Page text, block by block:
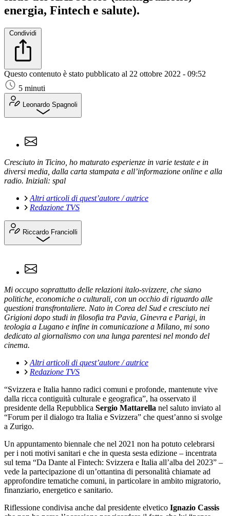
energia, Fintech e salute).
Condividi
Questo contenuto è stato pubblicato al 22 ottobre 2022 - 09:52
5 minuti
Leonardo Spagnoli
Cresciuto in Ticino, ho maturato esperienze in varie testate e in
diversi media, dalla carta stampata e all’informazione online e alla
radio. Iniziali: spal
Altri articoli di quest’autore / autrice
Redazione TVS
Riccardo Franciolli
Mi occupo soprattutto delle relazioni italo-svizzere, che siano
politiche, economiche o culturali, con un occhio di riguardo alle
questioni transfrontaliere. Nato in Corea del Sud e cresciuto nei
Grigioni dopo studi in filosofia tra Pavia, Ginevra e Parigi, in
teologia a Lugano e infine in comunicazione a Milano, mi sono
dedicato al giornalismo con una lunga parentesi nel mondo del
cinema.
Altri articoli di quest’autore / autrice
Redazione TVS
“Svizzera e Italia hanno radici comuni e profonde, mantenute vive
dalla ricca contiguità culturale e geografica”, ha osservato il
presidente della Repubblica Sergio Mattarella nel saluto inviato al
“Forum per il dialogo tra Italia e Svizzera” che quest’anno si svolge
a Zurigo.
Un appuntamento biennale che nel 2021 non ha potuto celebrarsi
per i noti motivi sanitari e che in questa sesta edizione – incentrata
sul tema “Da Dante al Fintech: Svizzera e Italia all’alba del 2023” –
vede la partecipazione di un’ottantina di personalità chiamate ad
approfondire tematiche comuni, in particolare in ambito migratorio,
finanziario, energetico e sanitario.
Riflessione condivisa anche dal presidente elvetico Ignazio Cassis